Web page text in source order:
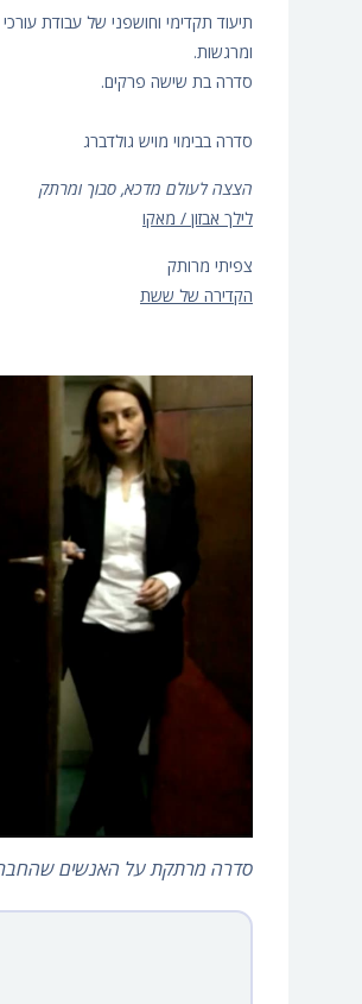
תיעוד תקדימי וחושפני של עבודת
ומרגשות.
סדרה בת שישה פרקים.
סדרה בבימוי מויש גולדברג
הצצה לעולם מדכא, סבוך ומרתק
לילך אבזון / מאקו
צפיתי מרותק
הקדירה של ששת
סדרה מרתקת על האנשים